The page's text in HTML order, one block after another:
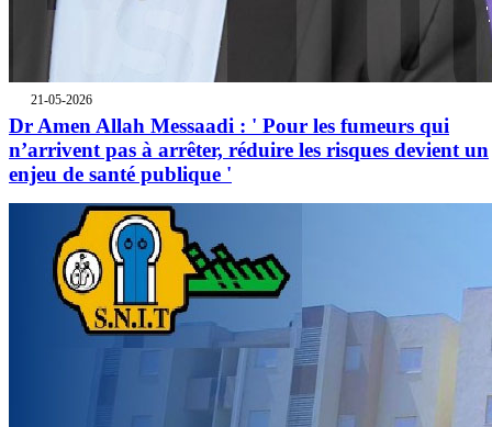
21-05-2026
Dr Amen Allah Messaadi : ' Pour les fumeurs qui
n’arrivent pas à arrêter, réduire les risques devient un
enjeu de santé publique '